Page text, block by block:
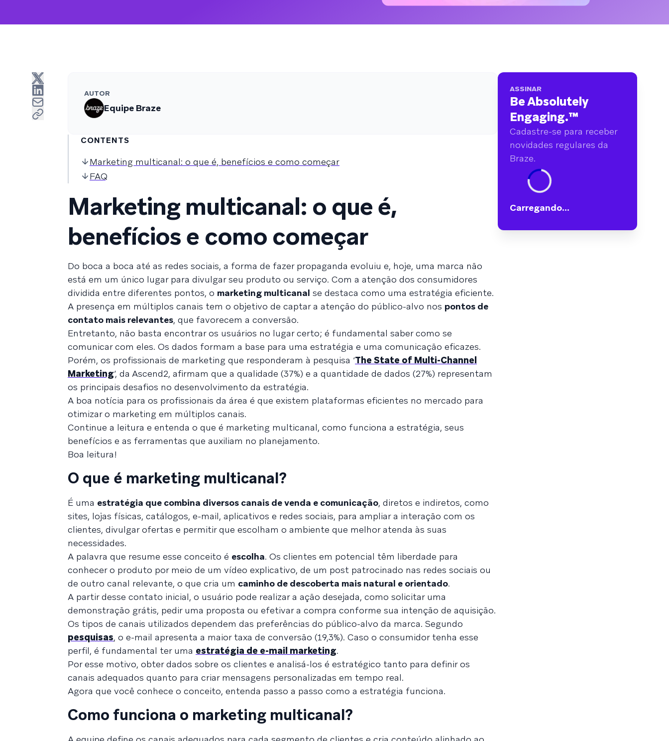
analisamos mais de 6 bilhões de dados
AUTOR
Equipe Braze
CONTENTS
Marketing multicanal: o que é, benefícios e como começar
FAQ
Marketing multicanal: o que é,
benefícios e como começar
Do boca a boca até as redes sociais, a forma de fazer propaganda evoluiu e, hoje, uma marca não
está em um único lugar para divulgar seu produto ou serviço. Com a atenção dos consumidores
dividida entre diferentes pontos, o marketing multicanal se destaca como uma estratégia eficiente.
A presença em múltiplos canais tem o objetivo de captar a atenção do público-alvo nos pontos de
contato mais relevantes, que favorecem a conversão.
Entretanto, não basta encontrar os usuários no lugar certo; é fundamental saber como se
comunicar com eles. Os dados formam a base para uma estratégia e uma comunicação eficazes.
Porém, os profissionais de marketing que responderam à pesquisa ‘The State of Multi-Channel
Marketing’, da Ascend2, afirmam que a qualidade (37%) e a quantidade de dados (27%) representam
os principais desafios no desenvolvimento da estratégia.
A boa notícia para os profissionais da área é que existem plataformas eficientes no mercado para
otimizar o marketing em múltiplos canais.
Continue a leitura e entenda o que é marketing multicanal, como funciona a estratégia, seus
benefícios e as ferramentas que auxiliam no planejamento.
Boa leitura!
O que é marketing multicanal?
É uma estratégia que combina diversos canais de venda e comunicação, diretos e indiretos, como
sites, lojas físicas, catálogos, e-mail, aplicativos e redes sociais, para ampliar a interação com os
clientes, divulgar ofertas e permitir que escolham o ambiente que melhor atenda às suas
necessidades.
A palavra que resume esse conceito é escolha. Os clientes em potencial têm liberdade para
conhecer o produto por meio de um vídeo explicativo, de um post patrocinado nas redes sociais ou
de outro canal relevante, o que cria um caminho de descoberta mais natural e orientado.
A partir desse contato inicial, o usuário pode realizar a ação desejada, como solicitar uma
demonstração grátis, pedir uma proposta ou efetivar a compra conforme sua intenção de aquisição.
Os tipos de canais utilizados dependem das preferências do público-alvo da marca. Segundo
pesquisas, o e-mail apresenta a maior taxa de conversão (19,3%). Caso o consumidor tenha esse
perfil, é fundamental ter uma estratégia de e-mail marketing.
Por esse motivo, obter dados sobre os clientes e analisá-los é estratégico tanto para definir os
canais adequados quanto para criar mensagens personalizadas em tempo real.
Agora que você conhece o conceito, entenda passo a passo como a estratégia funciona.
Como funciona o marketing multicanal?
ASSINAR
Be Absolutely
Engaging.™
Cadastre-se para receber
novidades regulares da
Braze.
Carregando...